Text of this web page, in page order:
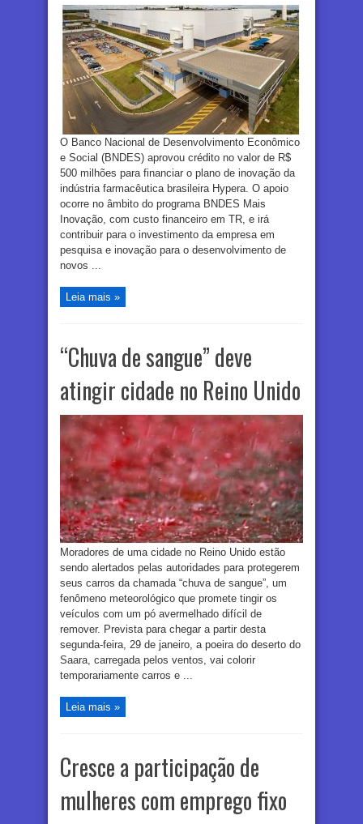
O Banco Nacional de Desenvolvimento Econômico
e Social (BNDES) aprovou crédito no valor de R$
500 milhões para financiar o plano de inovação da
indústria farmacêutica brasileira Hypera. O apoio
ocorre no âmbito do programa BNDES Mais
Inovação, com custo financeiro em TR, e irá
contribuir para o investimento da empresa em
pesquisa e inovação para o desenvolvimento de
novos ...
Leia mais »
“Chuva de sangue” deve
atingir cidade no Reino Unido
Moradores de uma cidade no Reino Unido estão
sendo alertados pelas autoridades para protegerem
seus carros da chamada “chuva de sangue”, um
fenômeno meteorológico que promete tingir os
veículos com um pó avermelhado difícil de
remover. Prevista para chegar a partir desta
segunda-feira, 29 de janeiro, a poeira do deserto do
Saara, carregada pelos ventos, vai colorir
temporariamente carros e ...
Leia mais »
Cresce a participação de
mulheres com emprego fixo